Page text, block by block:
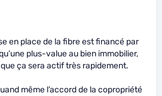
en place de la fibre est financé par
plus-value au bien immobilier,
que ça sera actif très rapidement.
même l’accord de la copropriété